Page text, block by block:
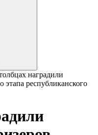
наградили
этапа республиканского